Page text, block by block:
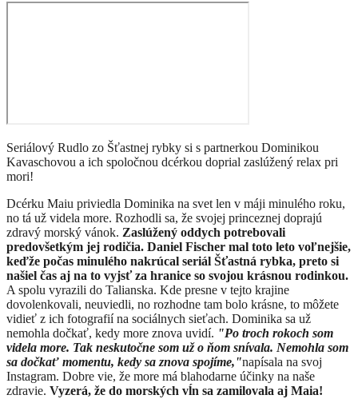
Seriálový Rudlo zo Šťastnej rybky si s partnerkou Dominikou
Kavaschovou a ich spoločnou dcérkou doprial zaslúžený relax pri
mori!
Dcérku Maiu priviedla Dominika na svet len v máji minulého roku,
no tá už videla more. Rozhodli sa, že svojej princeznej doprajú
zdravý morský vánok. Zaslúžený oddych potrebovali
predovšetkým jej rodičia. Daniel Fischer mal toto leto voľnejšie,
keďže počas minulého nakrúcal seriál Šťastná rybka, preto si
našiel čas aj na to vyjsť za hranice so svojou krásnou rodinkou.
A spolu vyrazili do Talianska. Kde presne v tejto krajine
dovolenkovali, neuviedli, no rozhodne tam bolo krásne, to môžete
vidieť z ich fotografií na sociálnych sieťach. Dominika sa už
nemohla dočkať, kedy more znova uvidí. "Po troch rokoch som
videla more. Tak neskutočne som už o ňom snívala. Nemohla som
sa dočkať momentu, kedy sa znova spojíme,"napísala na svoj
Instagram. Dobre vie, že more má blahodarne účinky na naše
zdravie. Vyzerá, že do morských vĺn sa zamilovala aj Maia!